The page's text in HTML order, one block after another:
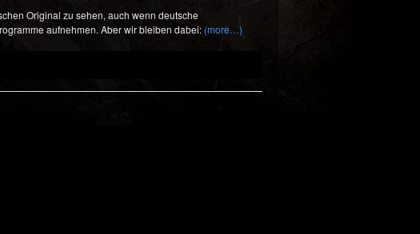
Original zu sehen, auch wenn deutsche
aufnehmen. Aber wir bleiben dabei: (more…)